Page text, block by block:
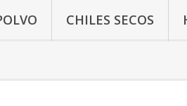
CHILES SECOS